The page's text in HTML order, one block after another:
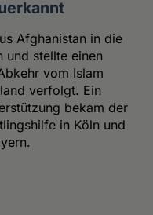
Afghanistan in die
und stellte einen
vom Islam
verfolgt. Ein
bekam der
in Köln und